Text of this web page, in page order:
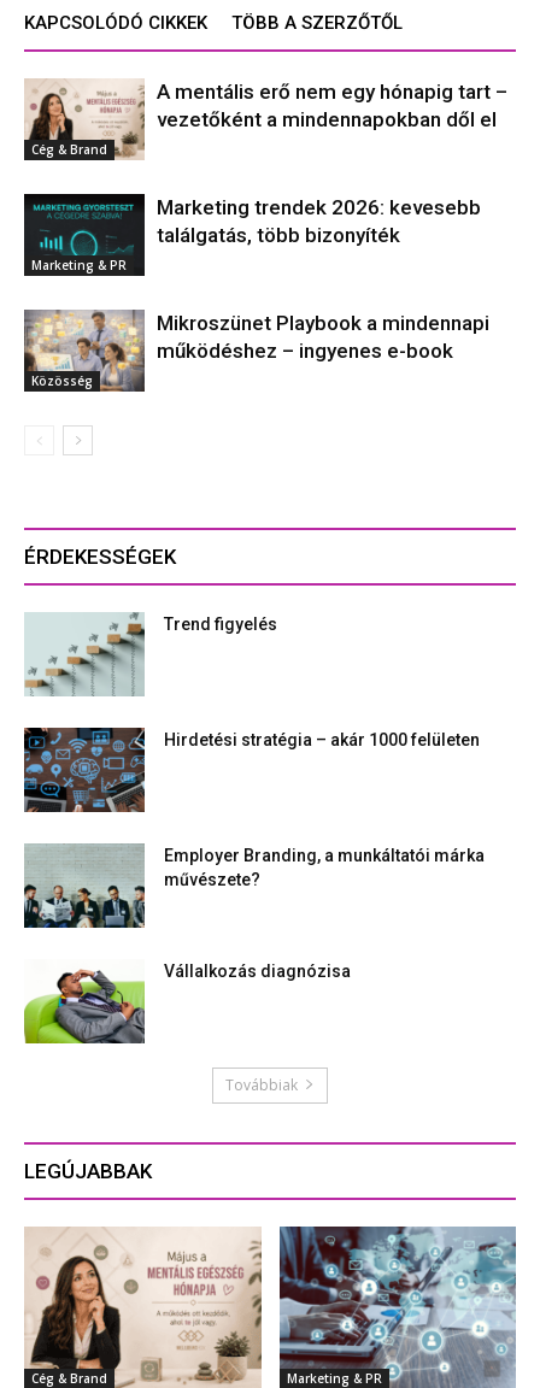
KAPCSOLÓDÓ CIKKEK TÖBB A SZERZŐTŐL
Cég & Brand
A mentális erő nem egy hónapig tart –
vezetőként a mindennapokban dől el
Marketing & PR
Marketing trendek 2026: kevesebb
találgatás, több bizonyíték
Közösség
Mikroszünet Playbook a mindennapi
működéshez – ingyenes e-book
ÉRDEKESSÉGEK
Trend figyelés
Hirdetési stratégia – akár 1000 felületen
Employer Branding, a munkáltatói márka
művészete?
Vállalkozás diagnózisa
Továbbiak
LEGÚJABBAK
Cég & Brand Marketing & PR